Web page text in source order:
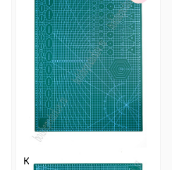
Коврик для рукоделия